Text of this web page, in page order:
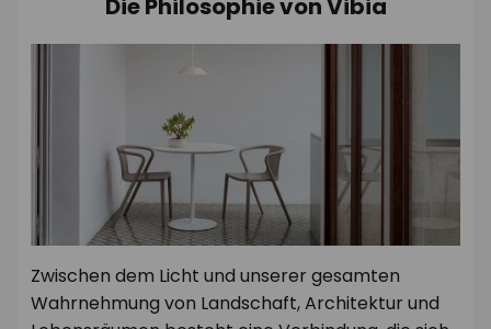
Mehr anzeigen
Die Philosophie von Vibia